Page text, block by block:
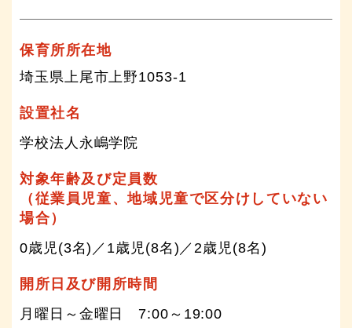
保育所所在地
埼玉県上尾市上野1053-1
設置社名
学校法人永嶋学院
対象年齢及び定員数
（従業員児童、地域児童で区分けしていない
場合）
0歳児(3名)／1歳児(8名)／2歳児(8名)
開所日及び開所時間
月曜日～金曜日 7:00～19:00